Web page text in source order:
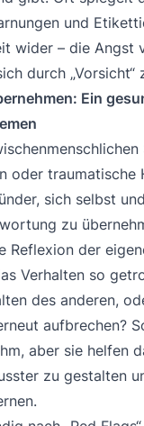
und
wider – die Angst
durch „Vorsicht“
Ein
oder traumatische
sich selbst
zu
Reflexion der
Verhalten so
des anderen,
aufbrechen?
aber sie helfen
zu gestalten